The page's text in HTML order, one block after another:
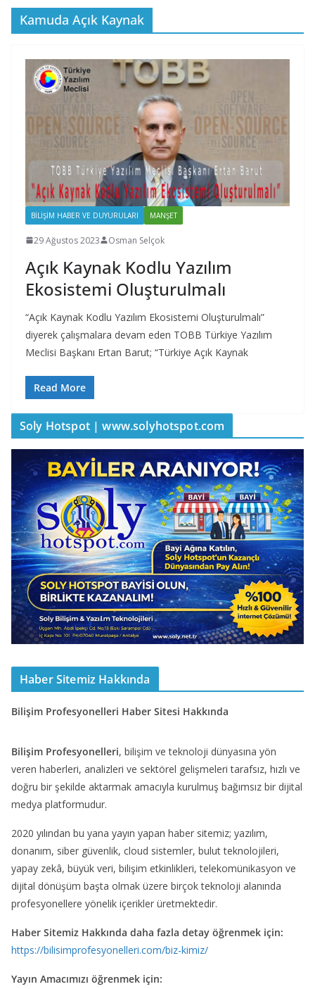
Kamuda Açık Kaynak
BILIŞIM HABER VE DUYURULARI MANŞET
29 Ağustos 2023 Osman Selçok
Açık Kaynak Kodlu Yazılım
Ekosistemi Oluşturulmalı
“Açık Kaynak Kodlu Yazılım Ekosistemi Oluşturulmalı”
diyerek çalışmalara devam eden TOBB Türkiye Yazılım
Meclisi Başkanı Ertan Barut; “Türkiye Açık Kaynak
Read More
Soly Hotspot | www.solyhotspot.com
Haber Sitemiz Hakkında
Bilişim Profesyonelleri Haber Sitesi Hakkında
Bilişim Profesyonelleri, bilişim ve teknoloji dünyasına yön
veren haberleri, analizleri ve sektörel gelişmeleri tarafsız, hızlı ve
doğru bir şekilde aktarmak amacıyla kurulmuş bağımsız bir dijital
medya platformudur.
2020 yılından bu yana yayın yapan haber sitemiz; yazılım,
donanım, siber güvenlik, cloud sistemler, bulut teknolojileri,
yapay zekâ, büyük veri, bilişim etkinlikleri, telekomünikasyon ve
dijital dönüşüm başta olmak üzere birçok teknoloji alanında
profesyonellere yönelik içerikler üretmektedir.
Haber Sitemiz Hakkında daha fazla detay öğrenmek için:
https://bilisimprofesyonelleri.com/biz-kimiz/
Yayın Amacımızı öğrenmek için: